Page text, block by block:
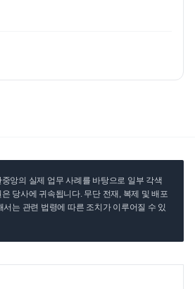
앙의 실제 업무 사례를 바탕으로 일부 각색
당사에 귀속됩니다. 무단 전재, 복제 및 배포
는 관련 법령에 따른 조치가 이루어질 수 있